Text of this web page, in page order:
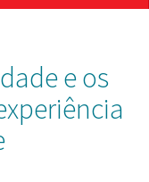
e os